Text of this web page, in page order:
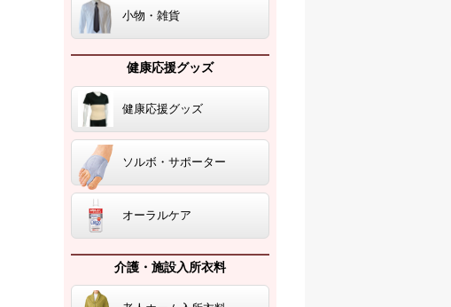
小物・雑貨
健康応援グッズ
健康応援グッズ
ソルボ・サポーター
オーラルケア
介護・施設入所衣料